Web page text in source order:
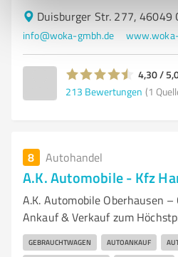
Duisburger Str. 277, 46049
info@woka-gmbh.de
4,30 /
213 Bewertungen (1
8 Autohandel
A.K. Automobile - Kfz
A.K. Automobile Oberhausen
Ankauf & Verkauf zum
GEBRAUCHTWAGEN AUTOANKAUF